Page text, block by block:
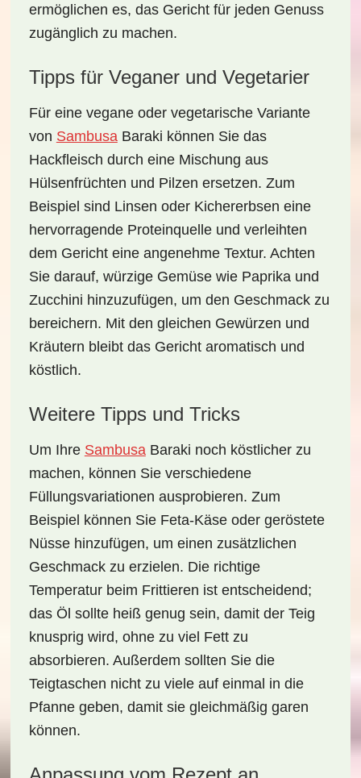
ermöglichen es, das Gericht für jeden Genuss
zugänglich zu machen.
Tipps für Veganer und Vegetarier
Für eine veganeoder vegetarischeVariante
von SambusaBaraki können Sie das
Hackfleisch durch eine Mischung aus
Hülsenfrüchten und Pilzen ersetzen. Zum
Beispiel sind Linsen oder Kichererbsen eine
hervorragende Proteinquelle und verleihten
dem Gericht eine angenehme Textur. Achten
Sie darauf, würzige Gemüse wie Paprika und
Zucchini hinzuzufügen, um den Geschmack zu
bereichern. Mit den gleichen Gewürzen und
Kräutern bleibt das Gericht aromatisch und
köstlich.
Weitere Tipps und Tricks
Um Ihre SambusaBaraki noch köstlicher zu
machen, können Sie verschiedene
Füllungsvariationen ausprobieren. Zum
Beispiel können Sie Feta-Käse oder geröstete
Nüsse hinzufügen, um einen zusätzlichen
Geschmack zu erzielen. Die richtige
Temperatur beim Frittieren ist entscheidend;
das Öl sollte heiß genug sein, damit der Teig
knusprig wird, ohne zu viel Fett zu
absorbieren. Außerdem sollten Sie die
Teigtaschen nicht zu viele auf einmal in die
Pfanne geben, damit sie gleichmäßig garen
können.